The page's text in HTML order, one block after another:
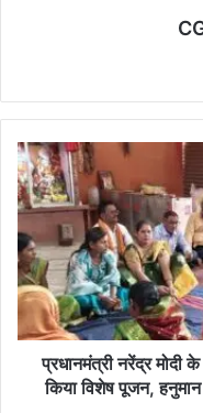
प्र
धा
न
त्री
न
रें
मो
प्रधानमंत्री नरेंद्र मोदी
किया विशेष पूजन, हनुमान